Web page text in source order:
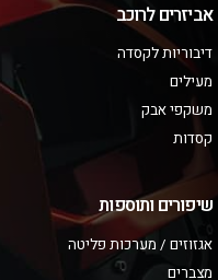
אביזרים לרוכב
דיבוריות לקסדה
מעילים
משקפי אבק
קסדות
שיפורים ותוספות
אגזוזים / מערכות פליטה
מצברים